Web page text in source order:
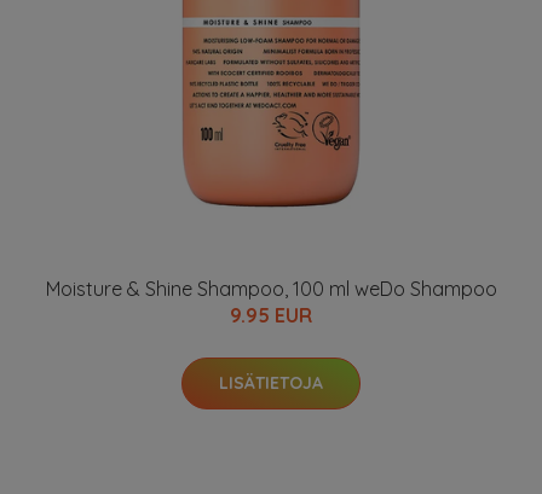
Moisture & Shine Shampoo, 100 ml weDo Shampoo
9.95 EUR
LISÄTIETOJA